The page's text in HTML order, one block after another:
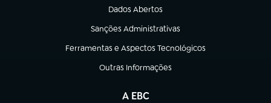
Dados Abertos
(abre em nova aba)
Sanções Administrativas
(abre em nova aba)
Ferramentas e Aspectos Tecnológicos
(abre em nova aba)
Outras Informações
(abre em nova aba)
A EBC